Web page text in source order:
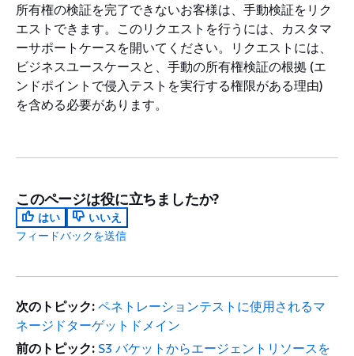
所有権の検証を完了できないお客様は、手動検証をリク
エストできます。このリクエストを行うには、カスタマ
ーサポートケースを開いてください。リクエストには、
ビジネスユースケースと、手動の所有権検証の根拠 (エ
ンドポイントで侵入テストを実行する権限がある理由)
を含める必要があります。
このページは役に立ちましたか?
はい
いいえ
フィードバックを送信
次のトピック: ペネトレーションテストに使用されるマ
ネージドターゲットドメイン
前のトピック: S3 バケットからエージェントリソースを